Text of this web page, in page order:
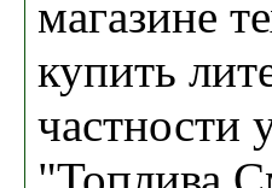
магазине
купить
частности